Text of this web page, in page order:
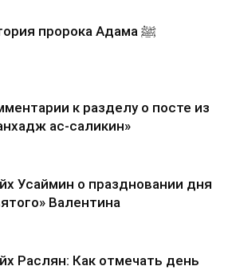
История пророка Адама ﷺ
к разделу о посте из
ас-саликин»
Усаймин о праздновании дня
Валентина
Раслян: Как отмечать день